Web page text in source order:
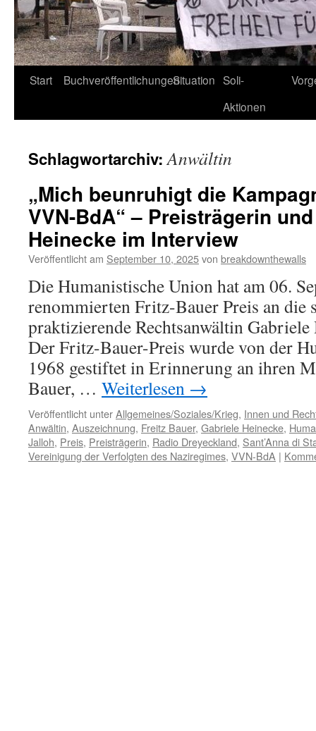
Start BuchveröffentlichungenSituation Soli-
Aktionen
Schlagwortarchiv:Anwältin
„Mich beunruhigt die
VVN-BdA“ – Preisträgerin
Heinecke im Interview
Veröffentlicht am September 10, 2025von breakdownthewalls
Die Humanistische Union hat am 06.
renommierten Fritz-Bauer Preis an die
praktizierende Rechtsanwältin Gabriele
Der Fritz-Bauer-Preis wurde von der
1968 gestiftet in Erinnerung an ihren
Bauer, … Weiterlesen →
Veröffentlicht unterAllgemeines/Soziales/Krieg, Innen und
Anwältin, Auszeichnung, Freitz Bauer, Gabriele Heinecke,
Jalloh, Preis, Preisträgerin, Radio Dreyeckland, Sant’Anna di
Vereinigung der Verfolgten des Naziregimes, VVN-BdA |